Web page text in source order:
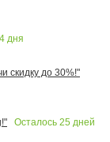
дня
скидку до 30%!"
Осталось 25 дней